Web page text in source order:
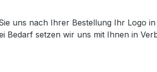
uns nach Ihrer Bestellung Ihr Logo
Bedarf setzen wir uns mit Ihnen in